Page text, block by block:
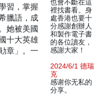
習，掌握
臘語，成
她被美國
十大英雄
章」。一
也會不斷在這
裡找書看。身
處香港也要十
分感謝創辦人
和製作電子書
的各位讀友，
感謝大家！
2024/6/1 德瑞
克
感谢你无私的
分享。